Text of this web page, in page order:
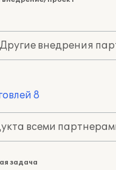
Другие внедрения
8
всеми
задача